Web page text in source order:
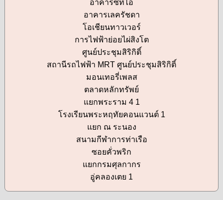
อาคารซีทีไอ
อาคารเลครัชดา
โอเชียนทาวเวอร์
การไฟฟ้าย่อยไผ่สิงโต
ศูนย์ประชุมสิริกิติ์
สถานีรถไฟฟ้า MRT ศูนย์ประชุมสิริกิติ์
มอนเทอรี่เพลส
ตลาดหลักทรัพย์
แยกพระราม 4 1
โรงเรียนพระหฤทัยคอนแวนต์ 1
แยก ณ ระนอง
สนามกีฬาการท่าเรือ
ซอยคั่วพริก
แยกกรมศุลกากร
อู่คลองเตย 1